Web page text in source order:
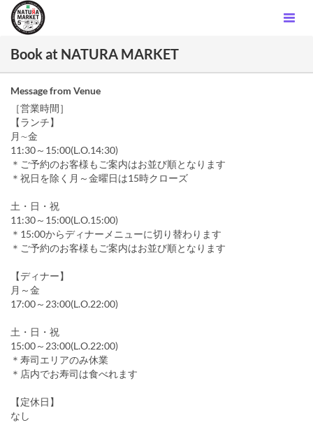
Book at NATURA MARKET
Message from Venue
［営業時間］
【ランチ】
月∼金
11:30～15:00(L.O.14:30)
＊ご予約のお客様もご案内はお並び順となります
＊祝日を除く月～金曜日は15時クローズ
土・日・祝
11:30～15:00(L.O.15:00)
＊15:00からディナーメニューに切り替わります
＊ご予約のお客様もご案内はお並び順となります
【ディナー】
月～金
17:00～23:00(L.O.22:00)
土・日・祝
15:00～23:00(L.O.22:00)
＊寿司エリアのみ休業
＊店内でお寿司は食べれます
【定休日】
なし